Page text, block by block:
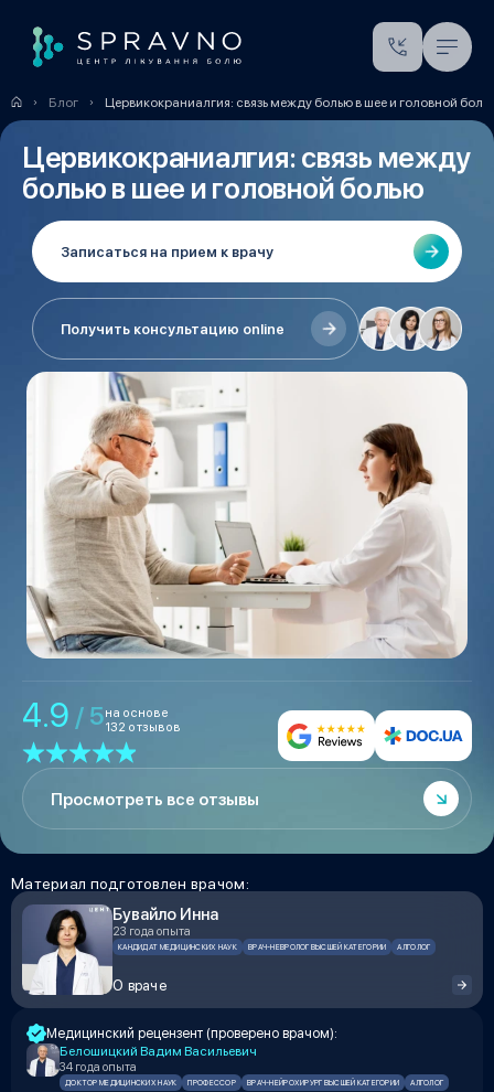
Блог Цервикокраниалгия: связь между болью в шее и головной
Цервикокраниалгия: связь между
болью в шее и головной болью
Записаться на прием к врачу
Получить консультацию online
4.9 / 5на основе
132 отзывов
Просмотреть все отзывы
Материал подготовлен врачом:
Бувайло Инна
23 года опыта
КАНДИДАТ МЕДИЦИНСКИХ НАУК ВРАЧ-НЕВРОЛОГ ВЫСШЕЙ КАТЕГОРИИ АЛГОЛОГ
О враче
Медицинский рецензент (проверено врачом):
Белошицкий Вадим Васильевич
34 года опыта
ДОКТОР МЕДИЦИНСКИХ НАУК ПРОФЕССОР ВРАЧ-НЕЙРОХИРУРГ ВЫСШЕЙ КАТЕГОРИИ АЛГОЛОГ